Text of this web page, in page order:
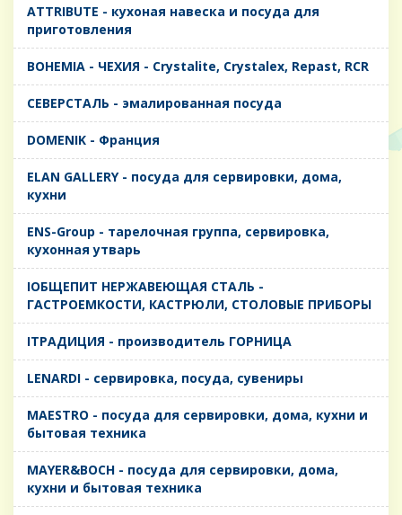
ATTRIBUTE - кухоная навеска и посуда для
приготовления
BOHEMIA - ЧЕХИЯ - Crystalite, Crystalex, Repast, RCR
CЕВЕРСТАЛЬ - эмалированная посуда
DOMENIK - Франция
ELAN GALLERY - посуда для сервировки, дома,
кухни
ENS-Group - тарелочная группа, сервировка,
кухонная утварь
IОБЩЕПИТ НЕРЖАВЕЮЩАЯ СТАЛЬ -
ГАСТРОЕМКОСТИ, КАСТРЮЛИ, СТОЛОВЫЕ ПРИБОРЫ
IТРАДИЦИЯ - производитель ГОРНИЦА
LENARDI - сервировка, посуда, сувениры
MAESTRO - посуда для сервировки, дома, кухни и
бытовая техника
MAYER&BOCH - посуда для сервировки, дома,
кухни и бытовая техника